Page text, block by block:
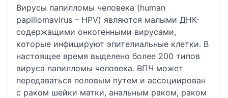
Вирусы папилломы человека (human
papillomavirus – HPV) являются малыми ДНК-
содержащими онкогенными вирусами,
которые инфицируют эпителиальные клетки. В
настоящее время выделено более 200 типов
вируса папилломы человека. ВПЧ может
передаваться половым путем и ассоциирован
с раком шейки матки, анальным раком, раком